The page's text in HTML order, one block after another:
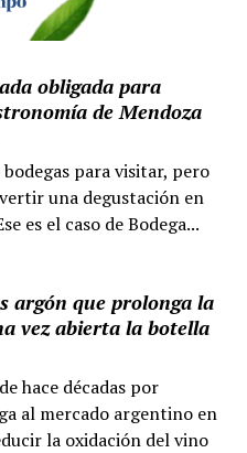
obligada para
de Mendoza
para visitar, pero
una degustación en
es el caso de Bodega...
argón que prolonga la
vez abierta la botella
hace décadas por
al mercado argentino en
la oxidación del vino